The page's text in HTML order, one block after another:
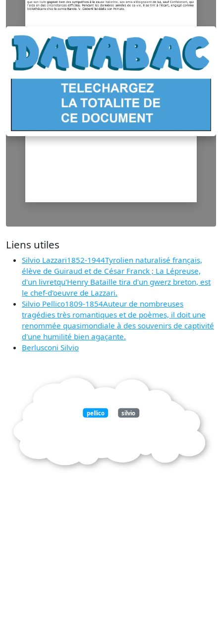
Liens utiles
Silvio Lazzari1852-1944Tyrolien naturalisé français,
élève de Guiraud et de César Franck ; La Lépreuse,
d'un livretqu'Henry Bataille tira d'un gwerz breton, est
le chef-d'oeuvre de Lazzari.
Silvio Pellico1809-1854Auteur de nombreuses
tragédies très romantiques et de poèmes, il doit une
renommée quasimondiale à des souvenirs de captivité
d'une humilité bien agaçante.
Berlusconi Silvio
pellico silvio